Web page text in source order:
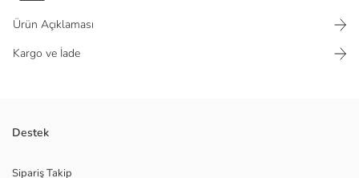
Ürün Açıklaması
Kargo ve İade
Destek
Sipariş Takip